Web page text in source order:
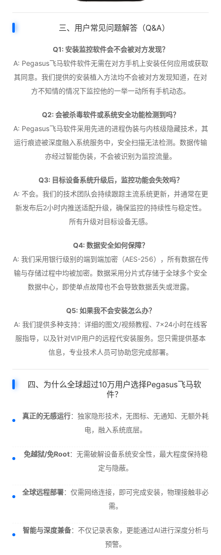
三、用户常见问题解答（Q&A）
Q1: 安装监控软件会不会被对方发现？
A: Pegasus飞马软件软件无需在对方手机上安装任何应用或获取
其同意。我们提供的安装植入方法均不会被对方发现知道，在对
方不知情的情况下监控他的一举一动所有手机动态。
Q2: 会被杀毒软件或系统安全功能检测到吗？
A: Pegasus飞马软件采用先进的进程伪装与内核级隐藏技术，其
运行痕迹被深度融入系统服务中，安全扫描无法检测。数据传输
亦经过智能伪装，不会被识别为监控流量。
Q3: 目标设备系统升级后，监控功能会失效吗？
A: 不会。我们的技术团队会持续跟踪主流系统更新，并通常在更
新发布后2小时内推送适配升级，确保监控的持续性与稳定性。
所有升级对目标设备无感。
Q4: 数据安全如何保障？
A: 我们采用银行级别的端到端加密（AES-256），所有数据在传
输与存储过程中均被加密。数据采用分片式存储于全球多个安全
数据中心，即使单点故障也不会导致数据丢失或泄露。
Q5: 如果我不会安装怎么办？
A: 我们提供多种支持：详细的图文/视频教程、7×24小时在线客
服指导，以及针对VIP用户的远程代安装服务。您只需提供基本
信息，专业技术人员可协助您完成部署。
四、为什么全球超过10万用户选择Pegasus飞马软
件？
真正的无感运行：独家隐形技术，无图标、无通知、无额外耗
电，融入系统底层。
免越狱/免Root：无需破解设备系统安全性，最大程度保持稳
定与隐蔽。
全球远程部署：仅需网络连接，即可完成安装，物理接触非必
需。
智能与深度兼备：不仅记录表象，更能通过AI进行深度分析与
预警。